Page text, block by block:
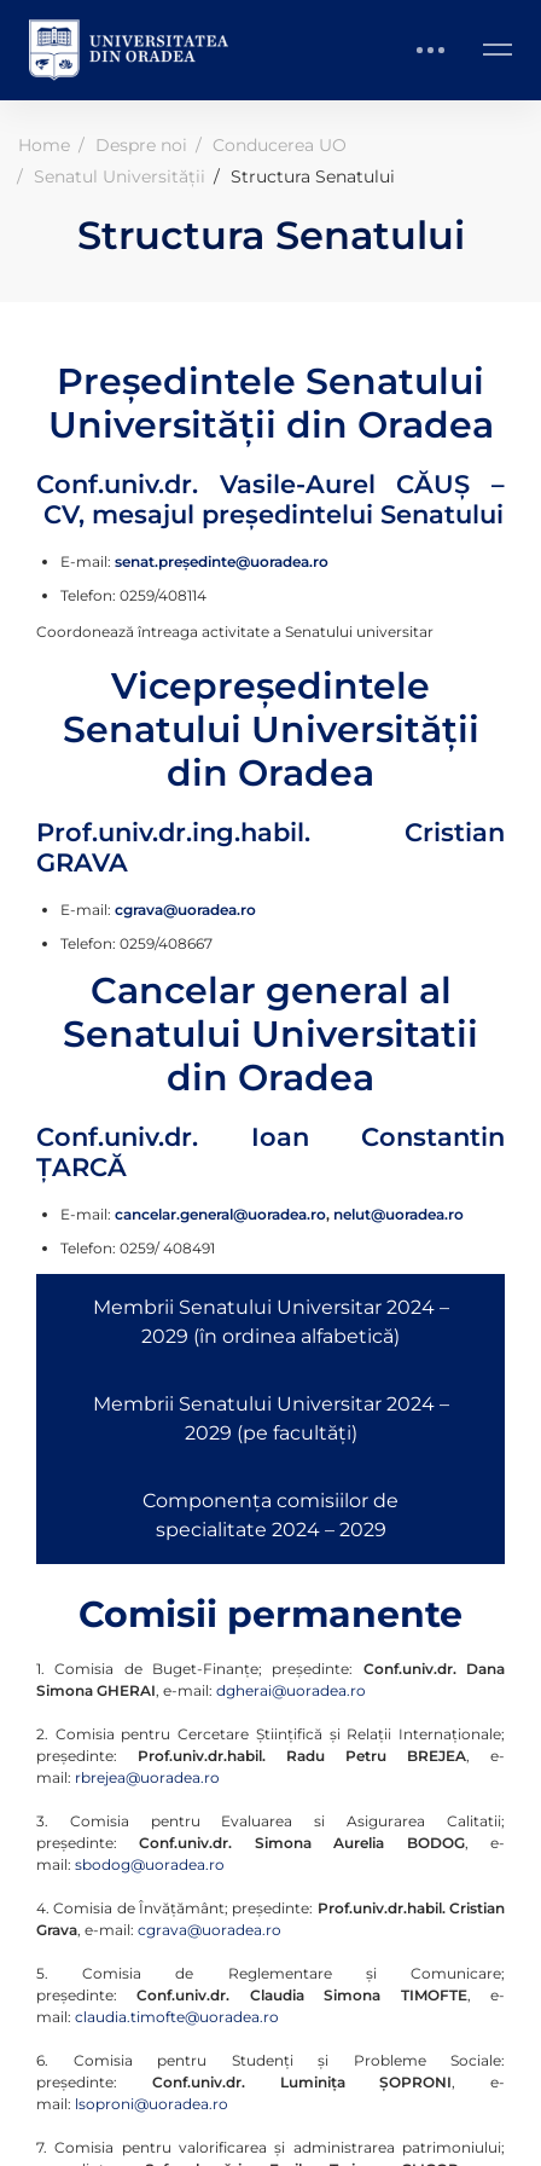
Home Despre noi
Conducerea UO
Senatul Universității
Structura Senatului
Structura Senatului
Președintele Senatului
Universității din Oradea
Conf.univ.dr. Vasile-Aurel CĂUȘ –
CV, mesajul președintelui Senatului
E-mail: senat.președinte@uoradea.ro
Telefon: 0259/408114
Coordonează întreaga activitate a Senatului universitar
Vicepreședintele
Senatului Universității
din Oradea
Prof.univ.dr.ing.habil. Cristian
GRAVA
E-mail: cgrava@uoradea.ro
Telefon: 0259/408667
Cancelar general al
Senatului Universitatii
din Oradea
Conf.univ.dr. Ioan Constantin
ȚARCĂ
E-mail: cancelar.general@uoradea.ro, nelut@uoradea.ro
Telefon: 0259/ 408491
Membrii Senatului Universitar 2024 –
2029 (în ordinea alfabetică)
Membrii Senatului Universitar 2024 –
2029 (pe facultăți)
Componența comisiilor de
specialitate 2024 – 2029
Comisii permanente
1. Comisia de Buget-Finanțe; președinte: Conf.univ.dr. Dana
Simona GHERAI, e-mail: dgherai@uoradea.ro
2. Comisia pentru Cercetare Științifică și Relații Internaționale;
președinte: Prof.univ.dr.habil. Radu Petru BREJEA, e-
mail: rbrejea@uoradea.ro
3. Comisia pentru Evaluarea si Asigurarea Calitatii;
președinte:Conf.univ.dr. Simona Aurelia BODOG, e-
mail: sbodog@uoradea.ro
4. Comisia de Învățământ; președinte: Prof.univ.dr.habil. Cristian
Grava, e-mail: cgrava@uoradea.ro
5. Comisia de Reglementare și Comunicare;
președinte:Conf.univ.dr. Claudia Simona TIMOFTE, e-
mail: claudia.timofte@uoradea.ro
6. Comisia pentru Studenți și Probleme Sociale:
președinte: Conf.univ.dr. Luminița ȘOPRONI, e-
mail: lsoproni@uoradea.ro
7. Comisia pentru valorificarea și administrarea patrimoniului;